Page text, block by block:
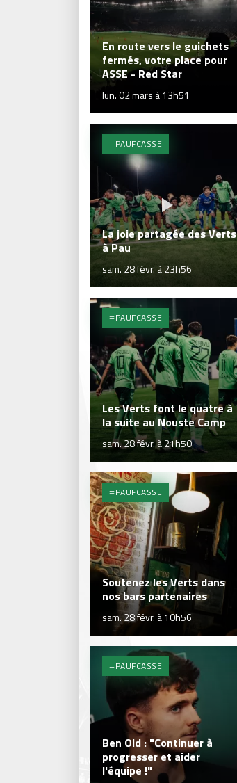
En route vers le guichets
fermés, votre place pour
ASSE - Red Star
lun. 02 mars à 13h51
#PAUFCASSE
La joie partagée des Verts
à Pau
sam. 28 févr. à 23h56
#PAUFCASSE
Les Verts font le quatre à
la suite au Nouste Camp
sam. 28 févr. à 21h50
#PAUFCASSE
Soutenez les Verts dans
nos bars partenaires
sam. 28 févr. à 10h56
#PAUFCASSE
Ben Old : "Continuer à
progresser et aider
l'équipe !"